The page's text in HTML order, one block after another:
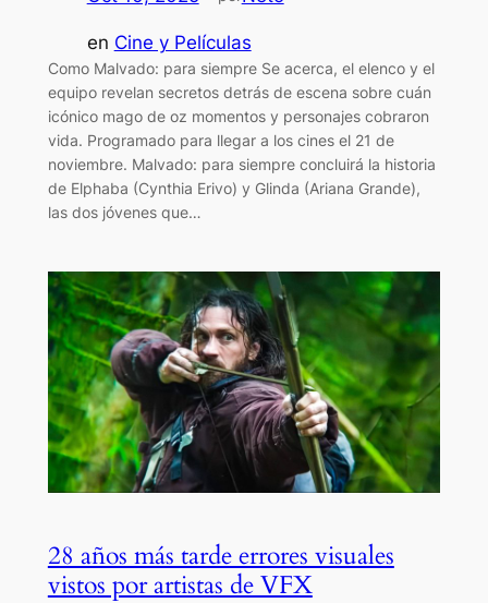
en Cine y Películas
Como Malvado: para siempre Se acerca, el elenco y el
equipo revelan secretos detrás de escena sobre cuán
icónico mago de oz momentos y personajes cobraron
vida. Programado para llegar a los cines el 21 de
noviembre. Malvado: para siempre concluirá la historia
de Elphaba (Cynthia Erivo) y Glinda (Ariana Grande),
las dos jóvenes que…
28 años más tarde errores visuales
vistos por artistas de VFX